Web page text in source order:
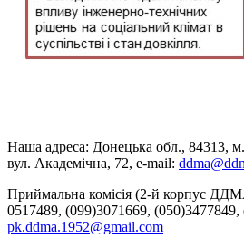
Наша адреса: Донецька обл., 84313,
вул. Академічна, 72, е-mail:
Приймальна комісія (2-й корпус
0517489, (099)3071669, (050)3477849,
pk.ddma.1952@gmail.com